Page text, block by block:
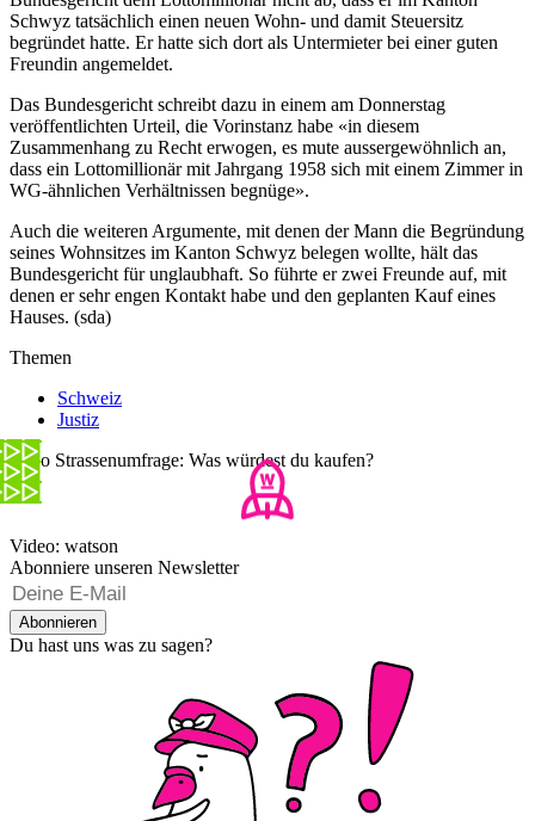
Schwyz tatsächlich einen neuen Wohn- und damit Steuersitz
begründet hatte. Er hatte sich dort als Untermieter bei einer guten
Freundin angemeldet.
Das Bundesgericht schreibt dazu in einem am Donnerstag
veröffentlichten Urteil, die Vorinstanz habe «in diesem
Zusammenhang zu Recht erwogen, es mute aussergewöhnlich an,
dass ein Lottomillionär mit Jahrgang 1958 sich mit einem Zimmer in
WG-ähnlichen Verhältnissen begnüge».
Auch die weiteren Argumente, mit denen der Mann die Begründung
seines Wohnsitzes im Kanton Schwyz belegen wollte, hält das
Bundesgericht für unglaubhaft. So führte er zwei Freunde auf, mit
denen er sehr engen Kontakt habe und den geplanten Kauf eines
Hauses. (sda)
Themen
Schweiz
Justiz
Lotto Strassenumfrage: Was würdest du kaufen?
Video: watson
Abonniere unseren Newsletter
Abonnieren
Du hast uns was zu sagen?